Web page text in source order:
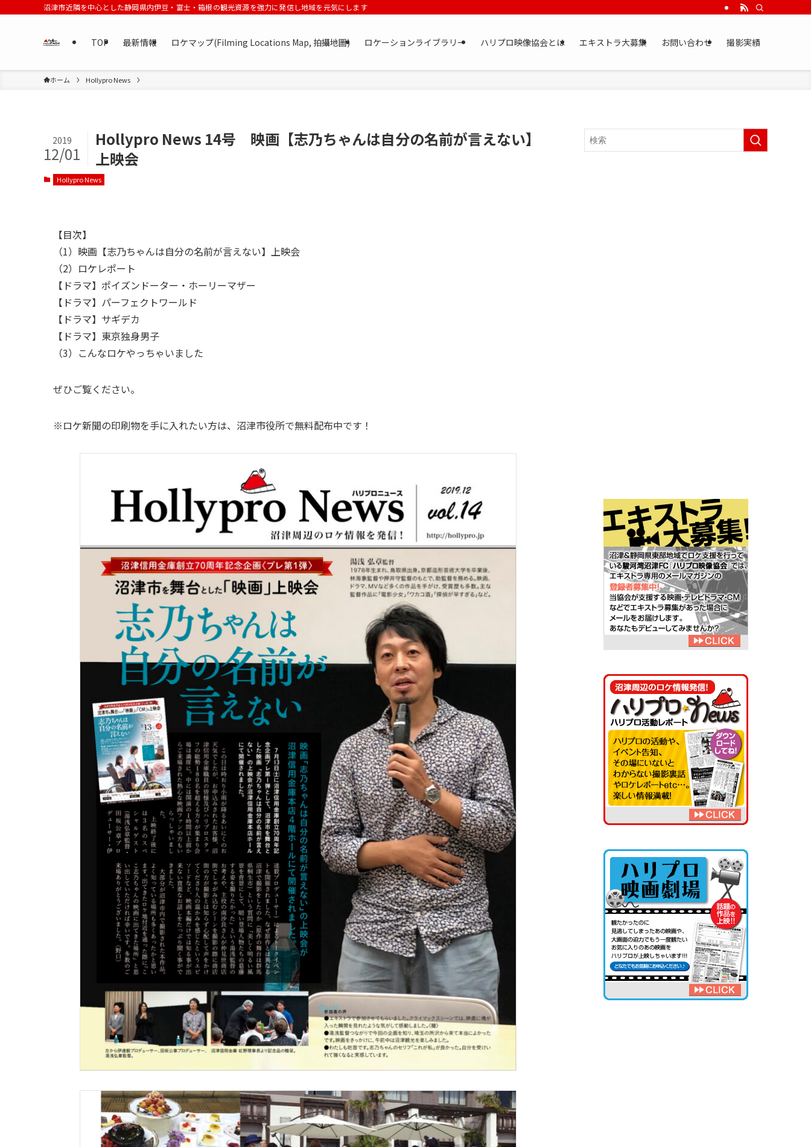
沼津市近隣を中心とした静岡県内伊豆・富士・箱根の観光資源を強力に発信し地域を元気にします
TOP 最新情報 ロケマップ(Filming Locations Map, 拍攝地圖) ロケーションライブラリー ハリプロ映像協会とは エキストラ大募集 お問い合わせ 撮影実績
ホーム Hollypro News
Hollypro News 14号 映画【志乃ちゃんは自分の名前が言えない】
上映会
2019
12/01
Hollypro News
【目次】
（1）映画【志乃ちゃんは自分の名前が言えない】上映会
（2）ロケレポート
【ドラマ】ポイズンドーター・ホーリーマザー
【ドラマ】パーフェクトワールド
【ドラマ】サギデカ
【ドラマ】東京独身男子
（3）こんなロケやっちゃいました
ぜひご覧ください。
※ロケ新聞の印刷物を手に入れたい方は、沼津市役所で無料配布中です！